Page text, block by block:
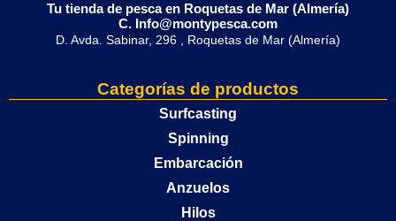
Tu tienda de pesca en Roquetas de Mar (Almería)
C. Info@montypesca.com
D. Avda. Sabinar, 296 , Roquetas de Mar (Almería)
Categorías de productos
Surfcasting
Spinning
Embarcación
Anzuelos
Hilos